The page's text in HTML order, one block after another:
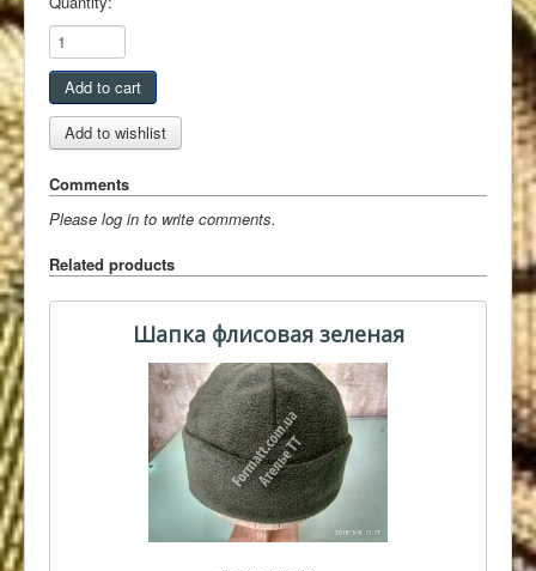
Comments
Please log in to write comments.
Related products
Шапка флисовая зеленая